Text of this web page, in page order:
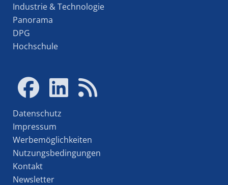
Industrie & Technologie
Panorama
DPG
Hochschule
Datenschutz
Impressum
Werbemöglichkeiten
Nutzungsbedingungen
Kontakt
Newsletter